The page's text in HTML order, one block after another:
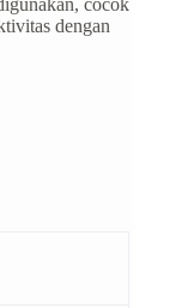
cocok
dengan